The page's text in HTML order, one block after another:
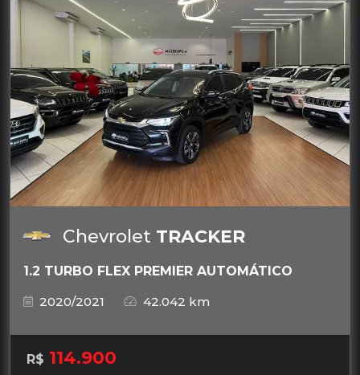
Chevrolet TRACKER
1.2 TURBO FLEX PREMIER AUTOMÁTICO
2020/2021
42.042 km
R$ 114.900